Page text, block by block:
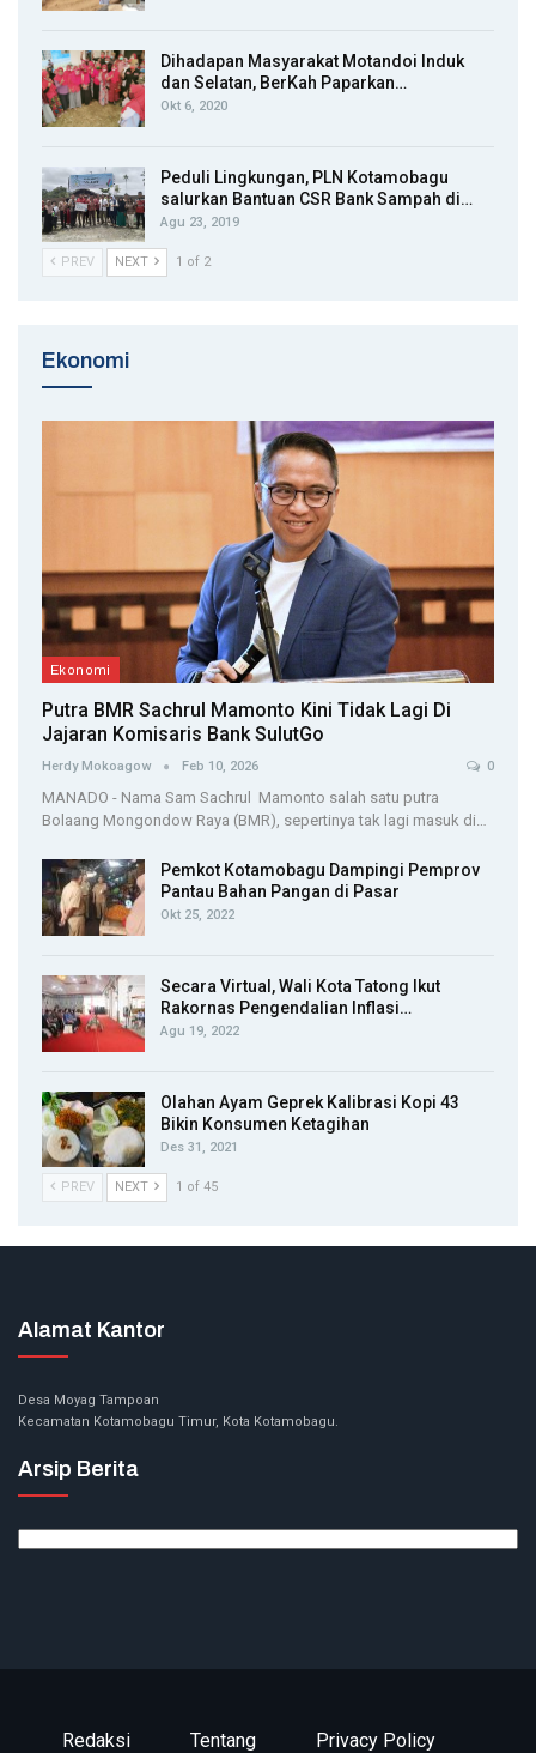
Dihadapan Masyarakat Motandoi Induk
dan Selatan, BerKah Paparkan…
Okt 6, 2020
Peduli Lingkungan, PLN Kotamobagu
salurkan Bantuan CSR Bank Sampah di…
Agu 23, 2019
PREV NEXT 1 of 2
Ekonomi
Ekonomi
Putra BMR Sachrul Mamonto Kini Tidak Lagi Di
Jajaran Komisaris Bank SulutGo
Herdy Mokoagow Feb 10, 2026 0
MANADO - Nama Sam Sachrul Mamonto salah satu putra
Bolaang Mongondow Raya (BMR), sepertinya tak lagi masuk di…
Pemkot Kotamobagu Dampingi Pemprov
Pantau Bahan Pangan di Pasar
Okt 25, 2022
Secara Virtual, Wali Kota Tatong Ikut
Rakornas Pengendalian Inflasi…
Agu 19, 2022
Olahan Ayam Geprek Kalibrasi Kopi 43
Bikin Konsumen Ketagihan
Des 31, 2021
PREV NEXT 1 of 45
Alamat Kantor
Desa Moyag Tampoan
Kecamatan Kotamobagu Timur, Kota Kotamobagu.
Arsip Berita
Redaksi Tentang Privacy Policy